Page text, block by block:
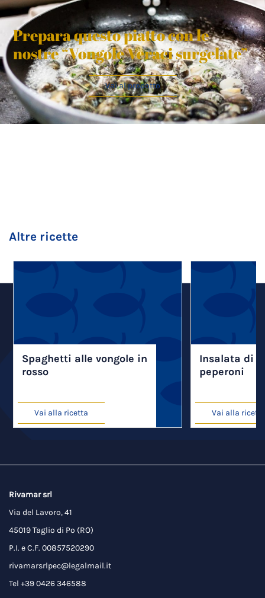
Prepara questo piatto con le
nostre “Vongole Veraci surgelate”
Vai al prodotto
Altre ricette
Spaghetti alle vongole in
rosso
Vai alla ricetta
Insalata di
peperoni
Vai alla ricetta
Rivamar srl
Via del Lavoro, 41
45019 Taglio di Po (RO)
P.I. e C.F. 00857520290
rivamarsrlpec@legalmail.it
Tel +39 0426 346588